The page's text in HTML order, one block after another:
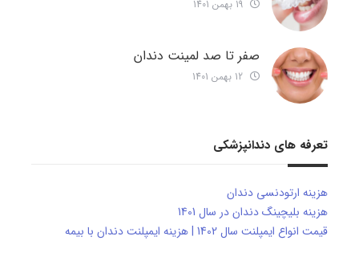
صفر تا صد لمینت دندان
تعرفه های دندانپزشکی
هزینه ارتودنسی دندان
هزینه بلیچینگ دندان در سال 1401
قیمت انواع ایمپلنت سال 1402 | هزینه ایمپلنت دندان با بیمه